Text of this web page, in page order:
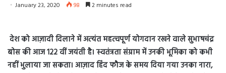
January 23, 2020 98 2 minutes read
देश को आज़ादी दिलाने में अत्‍यंत महत्‍वपूर्ण योगदान रखने वाले सुभाषचंद्र
बोस की आज 122 वीं जयंती है। स्‍वतंत्रता संग्राम में उनकी भूमिका को कभी
नहीं भुलाया जा सकता। आज़ाद हिंद फौज के समय दिया गया उनका नारा,